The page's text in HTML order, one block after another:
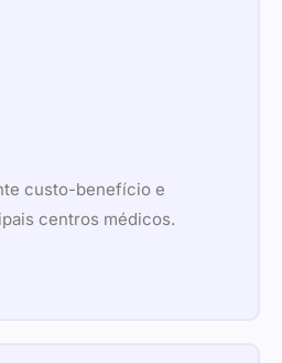
custo-benefício e
centros médicos.